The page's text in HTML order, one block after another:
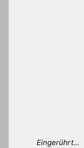
Eingerührt…